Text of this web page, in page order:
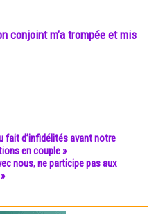
conjoint m’a trompée et mis
fait d’infidélités avant notre
en couple »
nous, ne participe pas aux